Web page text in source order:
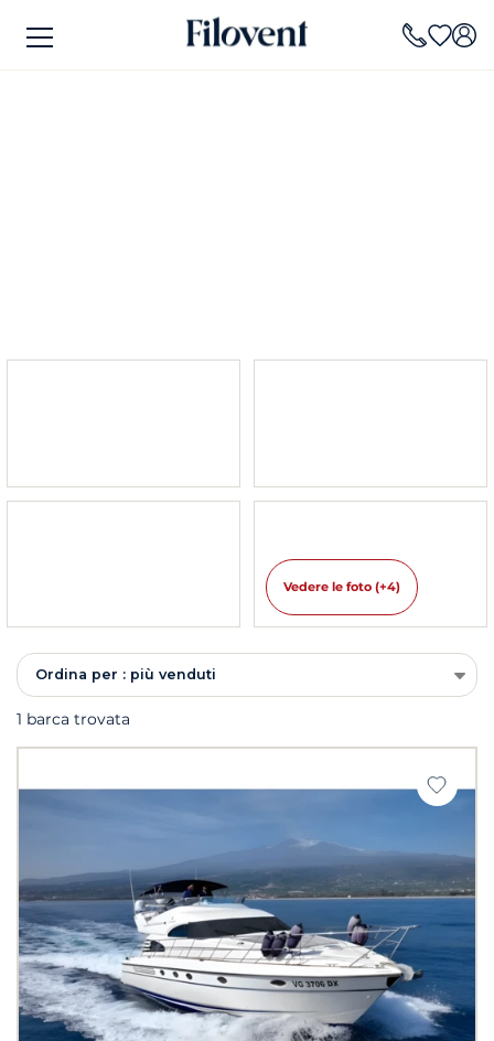
Vedere le foto (+4)
Ordina per : più venduti
1 barca trovata